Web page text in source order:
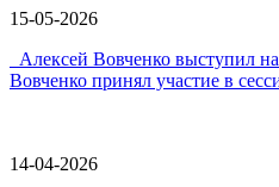
15-05-2026
Алексей Вовченко выступил
Вовченко принял участие в
14-04-2026